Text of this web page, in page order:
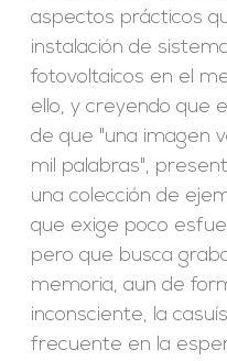
aspectos prácticos
instalación de
fotovoltaicos en el
ello, y creyendo que
de que "una imagen
mil palabras",
una colección de
que exige poco
pero que busca
memoria, aun de
inconsciente, la
frecuente en la